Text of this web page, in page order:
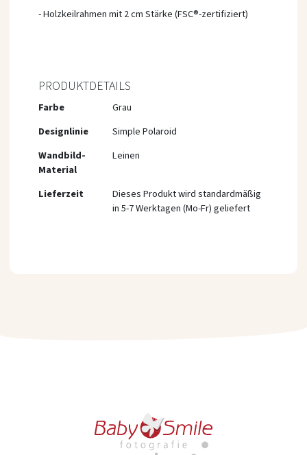
- Holzkeilrahmen mit 2 cm Stärke (FSC®-zertifiziert)
PRODUKTDETAILS
Mehr
Farbe
Grau
Designlinie
Simple Polaroid
Wandbild-
Material
Leinen
Lieferzeit
Dieses Produkt wird standardmäßig
in 5-7 Werktagen (Mo-Fr) geliefert